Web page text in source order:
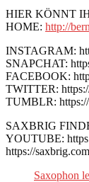
HIER KÖNNT
HOME: http://
INSTAGRAM:
SNAPCHAT:
FACEBOOK:
TWITTER:
TUMBLR:
SAXBRIG
YOUTUBE:
https://saxbrig.com
Saxophon